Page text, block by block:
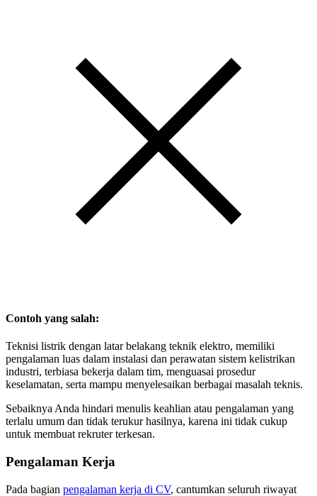
Contoh yang salah:
Teknisi listrik dengan latar belakang teknik elektro, memiliki
pengalaman luas dalam instalasi dan perawatan sistem kelistrikan
industri, terbiasa bekerja dalam tim, menguasai prosedur
keselamatan, serta mampu menyelesaikan berbagai masalah teknis.
Sebaiknya Anda hindari menulis keahlian atau pengalaman yang
terlalu umum dan tidak terukur hasilnya, karena ini tidak cukup
untuk membuat rekruter terkesan.
Pengalaman Kerja
Pada bagian pengalaman kerja di CV, cantumkan seluruh riwayat